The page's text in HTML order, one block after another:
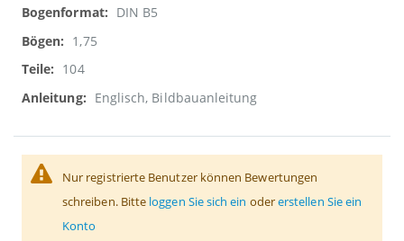
DIN B5
1,75
104
Englisch, Bildbauanleitung
Nur registrierte Benutzer können Bewertungen
schreiben. Bitte loggen Sie sich ein odererstellen Sie ein
Konto